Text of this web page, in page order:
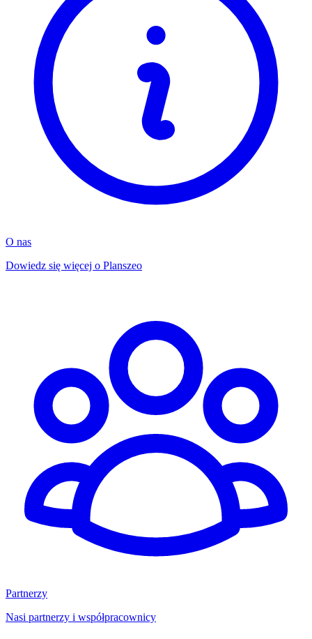
O nas
Dowiedz się więcej o Planszeo
Partnerzy
Nasi partnerzy i współpracownicy